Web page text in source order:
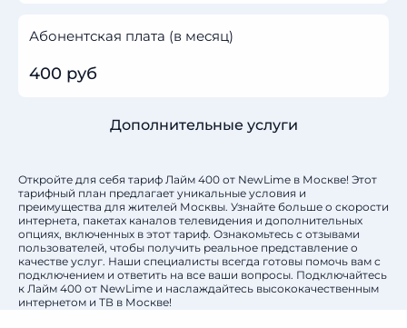
Абонентская плата (в месяц)
400 руб
Дополнительные услуги
Откройте для себя тариф Лайм 400 от NewLime в Москве! Этот
тарифный план предлагает уникальные условия и
преимущества для жителей Москвы. Узнайте больше о скорости
интернета, пакетах каналов телевидения и дополнительных
опциях, включенных в этот тариф. Ознакомьтесь с отзывами
пользователей, чтобы получить реальное представление о
качестве услуг. Наши специалисты всегда готовы помочь вам с
подключением и ответить на все ваши вопросы. Подключайтесь
к Лайм 400 от NewLime и наслаждайтесь высококачественным
интернетом и ТВ в Москве!